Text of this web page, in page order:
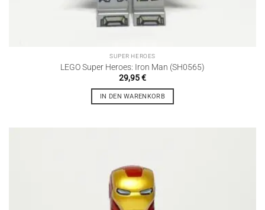
SUPER HEROES
LEGO Super Heroes: Iron Man (SH0565)
29,95€
IN DEN WARENKORB